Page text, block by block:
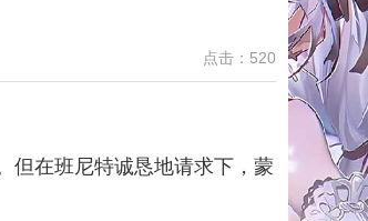
点击：520
但在班尼特诚恳地请求下，蒙